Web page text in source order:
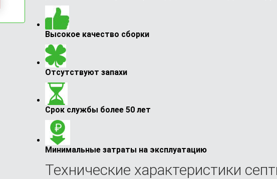
Высокое качество сборки
Отсутствуют запахи
Срок службы более 50 лет
Минимальные затраты на эксплуатацию
Технические характеристики